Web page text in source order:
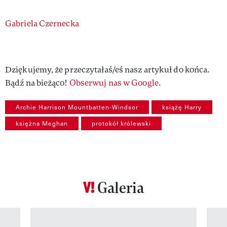
Authors
Gabriela Czernecka
Dziękujemy, że przeczytałaś/eś nasz artykuł do końca.
Bądź na bieżąco! Obserwuj nas w Google.
Archie Harrison Mountbatten-Windsor książę Harry
księżna Meghan protokół królewski
Galeria